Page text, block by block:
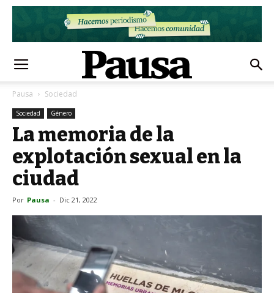
Pausa Sociedad
Sociedad Género
La memoria de la
explotación sexual en la
ciudad
Por Pausa - Dic 21, 2022